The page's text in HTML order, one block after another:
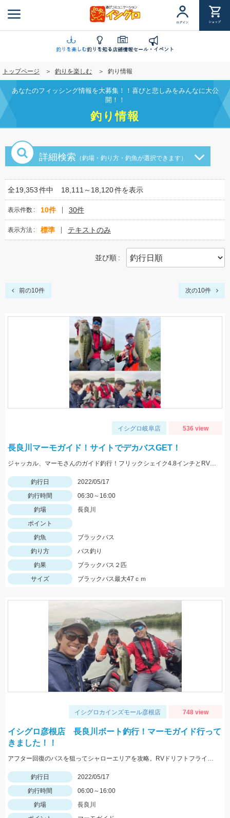
ン
に
移
動
ログイン ショップ
釣りを楽しむ釣りを知る店舗情報セール・イベント
トップページ 釣りを楽しむ 釣り情報
あなたのフィッシング情報を大募集！！喜びと悲しみをみんなに大公
開！！
釣り情報
詳細検索 （釣場・釣り方・釣魚が選択できます）
全19,353件中 18,111～18,120件を表示
表示件数 10件 30件
表示方法 標準 テキストのみ
並び順
前の10件 次の10件
イシグロ岐阜店 536 view
長良川マーモガイド！サイトでデカバスGET！
ジャッカル、マーモさんのガイド釣行！フリックシェイク4.8インチとRVドリフトフライ3インチで釣れました！
釣行日
2022/05/17
釣行時間
06:30～16:00
釣場
長良川
ポイント
釣魚
ブラックバス
釣り方
バス釣り
釣果
ブラックバス２匹
サイズ
ブラックバス最大47ｃｍ
イシグロカインズモール彦根店 748 view
イシグロ彦根店 長良川ボート釣行！マーモガイド行って
きました！！
アフター回復のバスを狙ってシャローエリアを攻略。RVドリフトフライ、フリックシェイク4.8インチでの釣果でした。
釣行日
2022/05/17
釣行時間
06:00～16:00
釣場
長良川